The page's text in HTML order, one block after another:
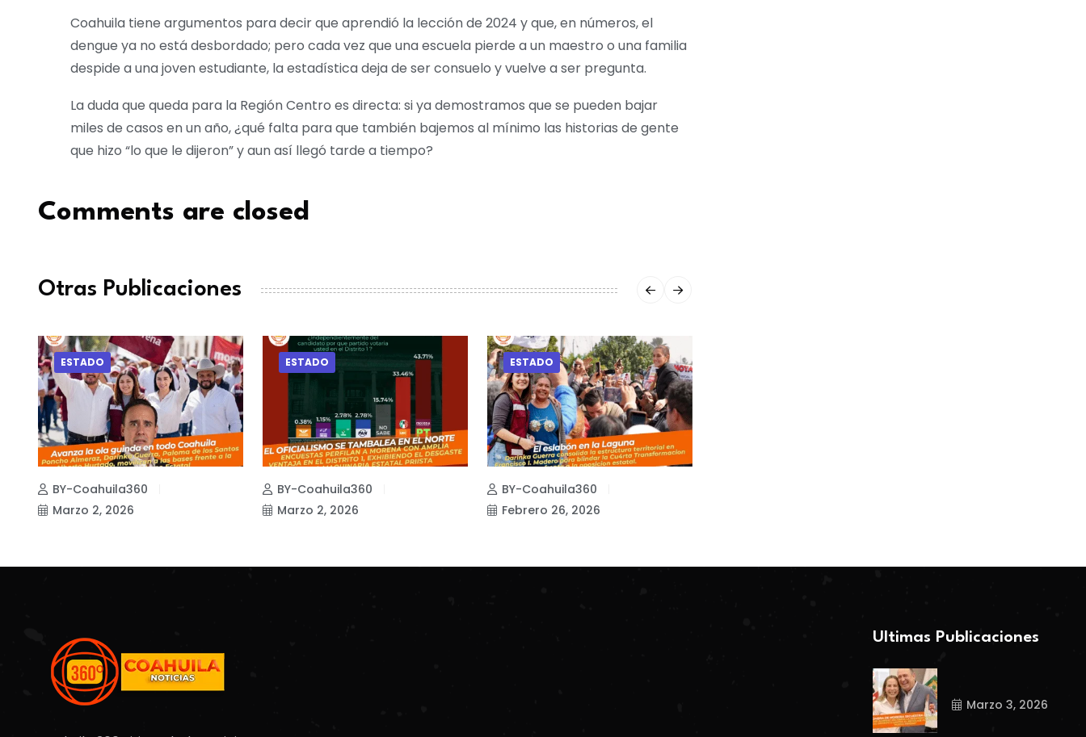
Coahuila tiene argumentos para decir que aprendió la lección de 2024 y que, en números, el
dengue ya no está desbordado; pero cada vez que una escuela pierde a un maestro o una familia
despide a una joven estudiante, la estadística deja de ser consuelo y vuelve a ser pregunta.
La duda que queda para la Región Centro es directa: si ya demostramos que se pueden bajar
miles de casos en un año, ¿qué falta para que también bajemos al mínimo las historias de gente
que hizo “lo que le dijeron” y aun así llegó tarde a tiempo?
Comments are closed
Otras Publicaciones
ESTADO
BY-Coahuila360
Marzo 2, 2026
ESTADO
BY-Coahuila360
Marzo 2, 2026
ESTADO
BY-Coahuila360
Febrero 26, 2026
Ultimas Publicaciones
Marzo 3, 2026